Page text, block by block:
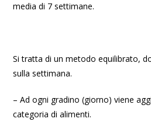
media di 7 settimane.
Si tratta di un metodo equilibrato,
sulla settimana.
– Ad ogni gradino (giorno) viene
categoria di alimenti.